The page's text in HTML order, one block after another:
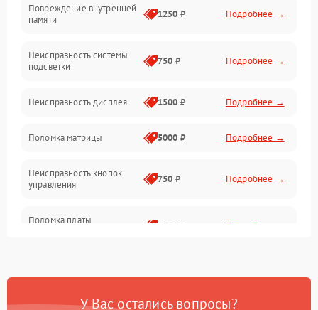
Матрица
Оптика
Повреждение внутренней
памяти
1250 ₽ Подробнее →
Неисправность системы
подсветки
750 ₽ Подробнее →
Неисправность дисплея 1500 ₽ Подробнее →
Поломка матрицы 5000 ₽ Подробнее →
Неисправность кнопок
управления
750 ₽ Подробнее →
Поломка платы
2000 ₽ Подробнее →
аккумулятора
У Вас остались вопросы?